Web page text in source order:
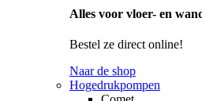
Alles voor vloer- en
Bestel ze direct online!
Naar de shop
Hogedrukpompen